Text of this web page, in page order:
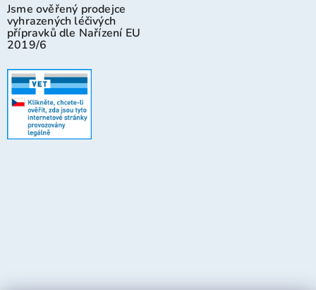
Jsme ověřený prodejce
vyhrazených léčivých
přípravků dle Nařízení EU
2019/6